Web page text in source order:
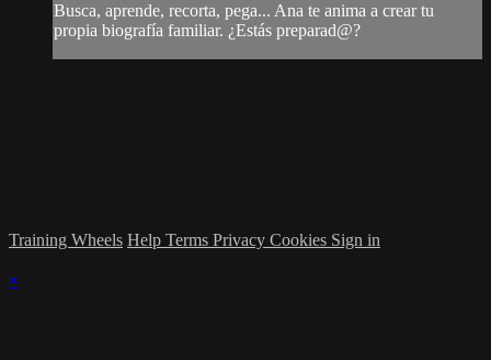
Busca, aprende, recorta, pega... Ana te anima a crear tu
propia biografía familiar. ¿Estás preparad@?
Training Wheels Help Terms Privacy Cookies Sign in
×